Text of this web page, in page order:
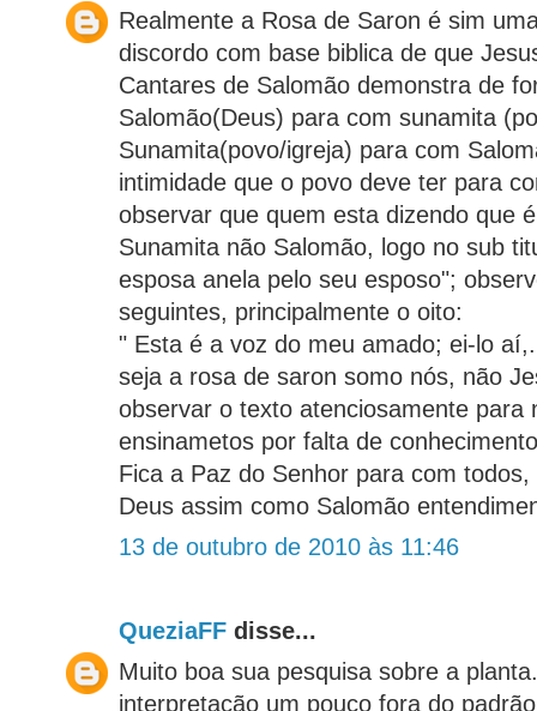
Realmente a Rosa de Saron é sim
discordo com base biblica de que
Cantares de Salomão demonstra de
Salomão(Deus) para com sunamita
Sunamita(povo/igreja) para com
intimidade que o povo deve ter para
observar que quem esta dizendo que
Sunamita não Salomão, logo no sub
esposa anela pelo seu esposo";
seguintes, principalmente o oito:
" Esta é a voz do meu amado; ei-lo
seja a rosa de saron somo nós, não
observar o texto atenciosamente para
ensinametos por falta de
Fica a Paz do Senhor para com
Deus assim como Salomão
13 de outubro de 2010 às 11:46
QueziaFF disse...
Muito boa sua pesquisa sobre a
interpretação um pouco fora do